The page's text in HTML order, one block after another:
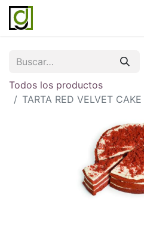
Todos los productos
TARTA RED VELVET